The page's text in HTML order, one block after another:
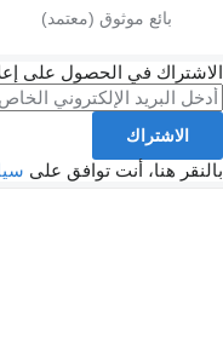
الحصول على إعلانات
توافق على سياسة